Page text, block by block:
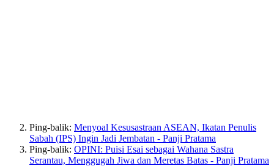
Ping-balik: Menyoal Kesusastraan ASEAN, Ikatan Penulis
Sabah (IPS) Ingin Jadi Jembatan - Panji Pratama
Ping-balik: OPINI: Puisi Esai sebagai Wahana Sastra
Serantau, Menggugah Jiwa dan Meretas Batas - Panji Pratama